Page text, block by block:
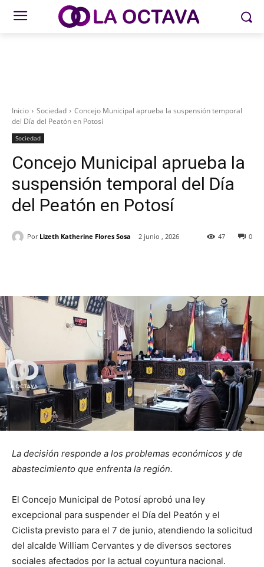
Inicio Sociedad
Concejo Municipal aprueba la suspensión temporal
del Día del Peatón en Potosí
Sociedad
Concejo Municipal aprueba la
suspensión temporal del Día
del Peatón en Potosí
Por Lizeth Katherine Flores Sosa 2 junio , 2026 0
47
La decisión responde a los problemas económicos y de
abastecimiento que enfrenta la región.
El Concejo Municipal de Potosí aprobó una ley
excepcional para suspender el Día del Peatón y el
Ciclista previsto para el 7 de junio, atendiendo la solicitud
del alcalde William Cervantes y de diversos sectores
sociales afectados por la actual coyuntura nacional.